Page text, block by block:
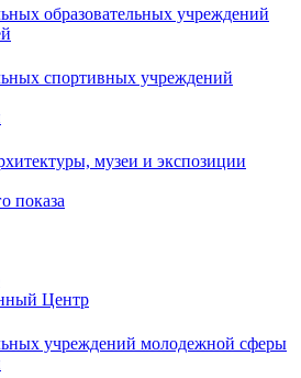
образовательных учреждений
спортивных учреждений
музеи и экспозиции
показа
Центр
учреждений молодежной сферы